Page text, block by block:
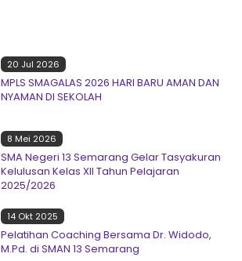
20 Jul 2026
MPLS SMAGALAS 2026 HARI BARU AMAN DAN
NYAMAN DI SEKOLAH
8 Mei 2026
SMA Negeri 13 Semarang Gelar Tasyakuran
Kelulusan Kelas XII Tahun Pelajaran
2025/2026
14 Okt 2025
Pelatihan Coaching Bersama Dr. Widodo,
M.Pd. di SMAN 13 Semarang